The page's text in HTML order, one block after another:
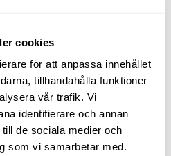
cookies
för att anpassa innehållet
tillhandahålla funktioner
vår trafik. Vi
identifierare och annan
de sociala medier och
som vi samarbetar med.